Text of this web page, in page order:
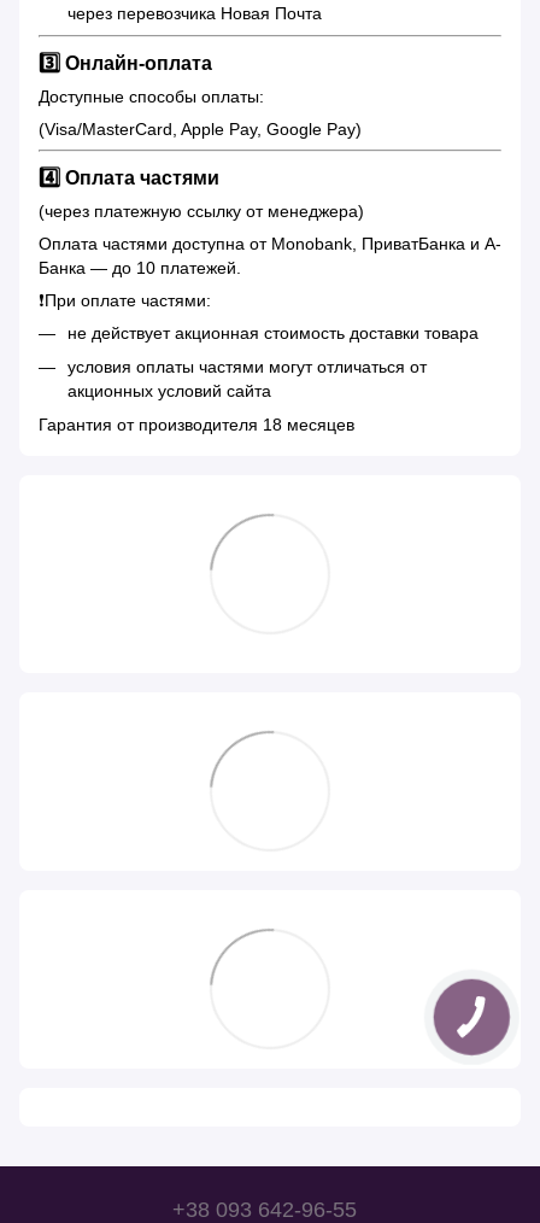
через перевозчика Новая Почта
3️⃣ Онлайн-оплата
Доступные способы оплаты:
(Visa/MasterCard, Apple Pay, Google Pay)
4️⃣ Оплата частями
(через платежную ссылку от менеджера)
Оплата частями доступна от Monobank, ПриватБанка и А-
Банка — до 10 платежей.
❗️При оплате частями:
не действует акционная стоимость доставки товара
условия оплаты частями могут отличаться от
акционных условий сайта
Гарантия от производителя 18 месяцев
+38 093 642-96-55